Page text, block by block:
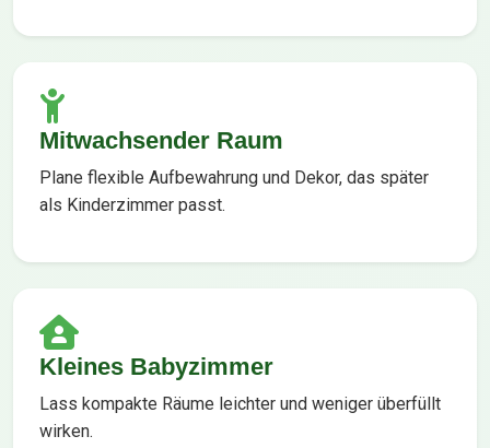
Mitwachsender Raum
Plane flexible Aufbewahrung und Dekor, das später
als Kinderzimmer passt.
Kleines Babyzimmer
Lass kompakte Räume leichter und weniger überfüllt
wirken.